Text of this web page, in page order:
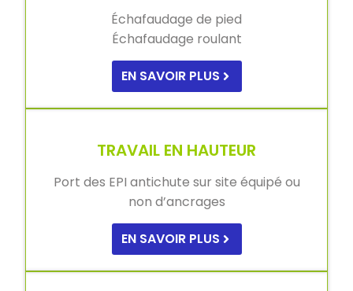
Échafaudage de pied
Échafaudage roulant
EN SAVOIR PLUS
TRAVAIL EN HAUTEUR
Port des EPI antichute sur site équipé ou
non d’ancrages
EN SAVOIR PLUS